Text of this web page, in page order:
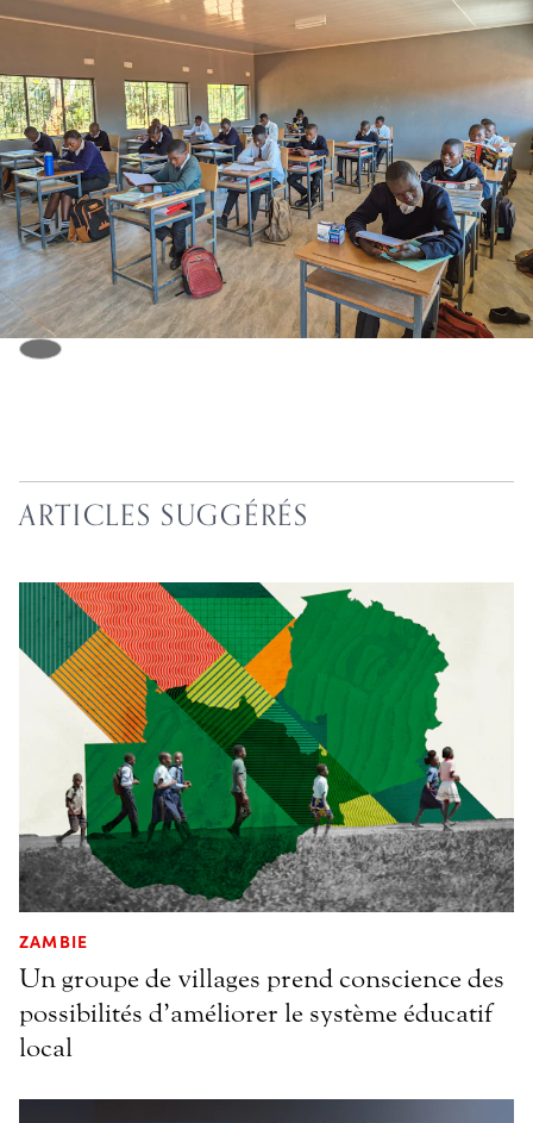
ARTICLES SUGGÉRÉS
ZAMBIE
Un groupe de villages prend conscience des
possibilités d’améliorer le système éducatif
local